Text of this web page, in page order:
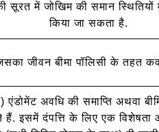
सूरत में जोखिम की समान
किया जा सकता है.
जीवन बीमा पॉलिसी के तहत
अवधि की समाप्ति अथवा
इसमें दंपत्ति के लिए एक